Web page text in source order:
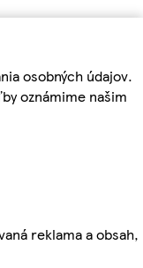
osobných údajov.
oznámime našim
reklama a obsah,